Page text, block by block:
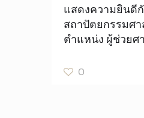
แสดงความยินดี
สถาปัตยกรรมศ
ตำแหน่ง ผู้ช่วยศ
0